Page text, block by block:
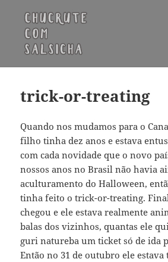
trick-or-treating
Quando nos mudamos para o
filho tinha dez anos e estava
com cada novidade que o novo
nossos anos no Brasil não havia
aculturamento do Halloween,
tinha feito o trick-or-treating.
chegou e ele estava realmente
balas dos vizinhos, quantas ele
guri natureba um ticket só de ida
Então no 31 de outubro ele estava